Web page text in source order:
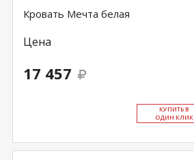
Кровать Мечта белая
Цена
17 457
КУ­ПИТЬ В
ОДИН КЛИК